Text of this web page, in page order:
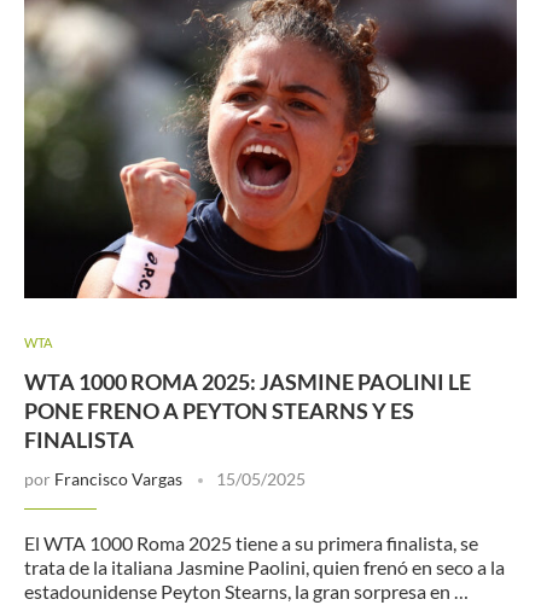
WTA
WTA 1000 ROMA 2025: JASMINE PAOLINI LE
PONE FRENO A PEYTON STEARNS Y ES
FINALISTA
por Francisco Vargas 15/05/2025
El WTA 1000 Roma 2025 tiene a su primera finalista, se
trata de la italiana Jasmine Paolini, quien frenó en seco a la
estadounidense Peyton Stearns, la gran sorpresa en …